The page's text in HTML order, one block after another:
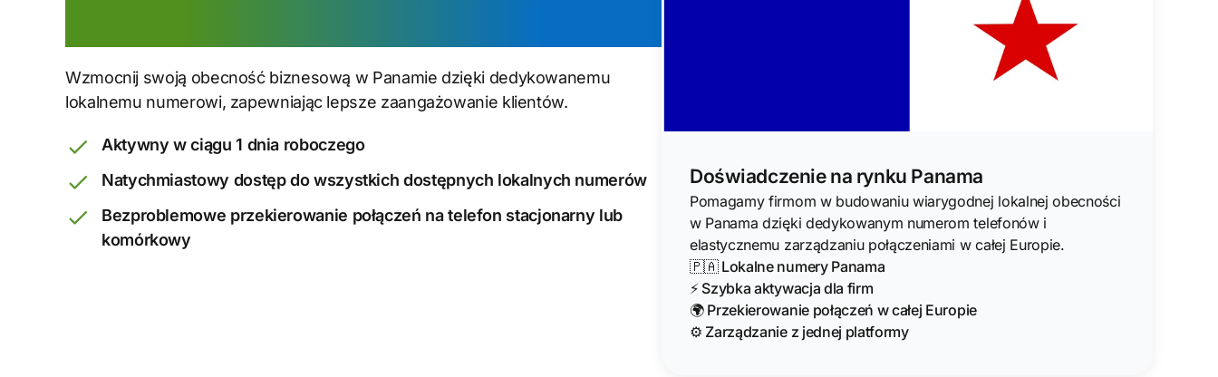
Wzmocnij swoją obecność biznesową w Panamie dzięki dedykowanemu
lokalnemu numerowi, zapewniając lepsze zaangażowanie klientów.
Aktywny w ciągu 1 dnia roboczego
Natychmiastowy dostęp do wszystkich dostępnych lokalnych numerów
Bezproblemowe przekierowanie połączeń na telefon stacjonarny lub
komórkowy
Doświadczenie na rynku Panama
Pomagamy firmom w budowaniu wiarygodnej lokalnej obecności
w Panama dzięki dedykowanym numerom telefonów i
elastycznemu zarządzaniu połączeniami w całej Europie.
🇵🇦 Lokalne numery Panama
⚡ Szybka aktywacja dla firm
🌍 Przekierowanie połączeń w całej Europie
⚙️ Zarządzanie z jednej platformy